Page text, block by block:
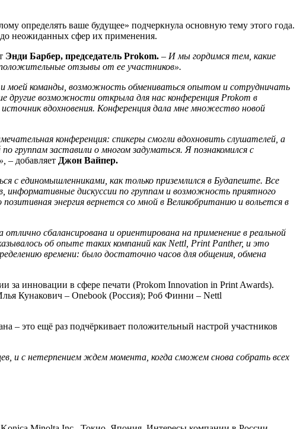
определять ваше будущее» подчеркнула основную тему этого года.
неожиданных сфер их применения.
Энди Барбер, председатель Prokom. – И мы гордимся тем, какие
отзывы от ее участников».
моей команды, возможность обмениваться опытом и сотрудничать
другие возможности открыла для нас конференция Prokom в
вдохновения. Конференция дала мне множество новой
конференция: спикеры смогли вдохновить слушателей, а
заставили о многом задуматься. Я познакомился с
– добавляет Джон Вайпер.
с единомышленниками, как только приземлился в Будапеште. Все
информативные дискуссии по группам и возможность приятного
энергия вернется со мной в Великобританию и вольется в
сбалансирована и ориентирована на применение в реальной
об опыте таких компаний как Nettl, Print Panther, и это
времени: было достаточно часов для общения, обмена
инновации в сфере печати (Prokom Innovation in Print Awards).
Кунакович – Onebook (Россия); Роб Финни – Nettl
– это ещё раз подчёркивает положительный настрой участников
и с нетерпением ждем момента, когда сможем снова собрать всех